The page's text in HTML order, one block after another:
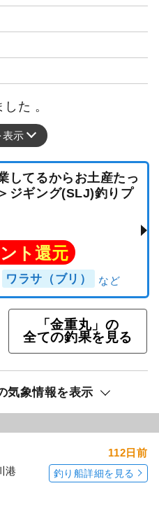
土）小潮
イシナギ）
した 。
示
してるからお土産たっ
ジギング(SLJ)釣りプ
ト還元
ワラサ（ブリ）
「金重丸」の
全ての釣果を見る